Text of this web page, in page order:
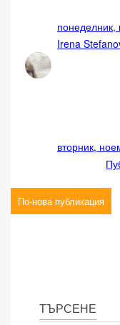
Irena
вторник,
По-нова публикация
ТЪРСЕНЕ